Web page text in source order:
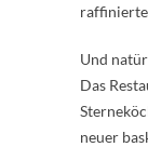
Und
Das
neuer